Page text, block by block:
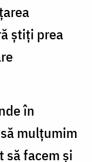
ştiţi prea
în
mulţumim
să facem şi